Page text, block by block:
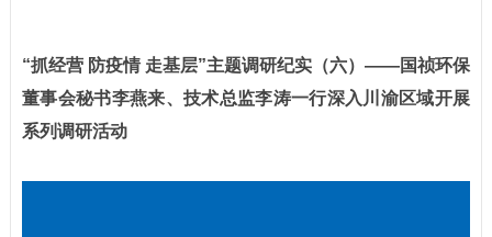
“抓经营 防疫情 走基层”主题调研纪实（六）——国祯环保
董事会秘书李燕来、技术总监李涛一行深入川渝区域开展
系列调研活动